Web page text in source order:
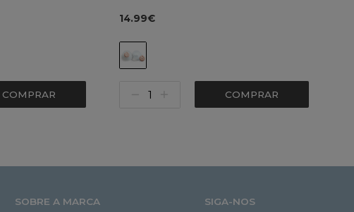
COMPRAR
14.99€
COMPRAR
SOBRE A MARCA
SIGA-NOS